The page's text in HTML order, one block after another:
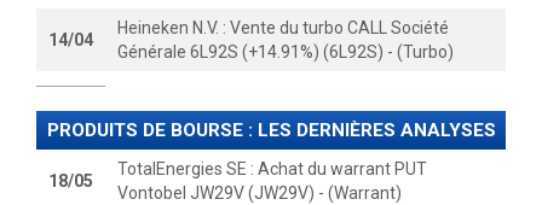
14/04
Heineken N.V. : Vente du turbo CALL Société
Générale 6L92S (+14.91%) (6L92S) - (Turbo)
PRODUITS DE BOURSE : LES DERNIÈRES ANALYSES
18/05
TotalEnergies SE : Achat du warrant PUT
Vontobel JW29V (JW29V) - (Warrant)